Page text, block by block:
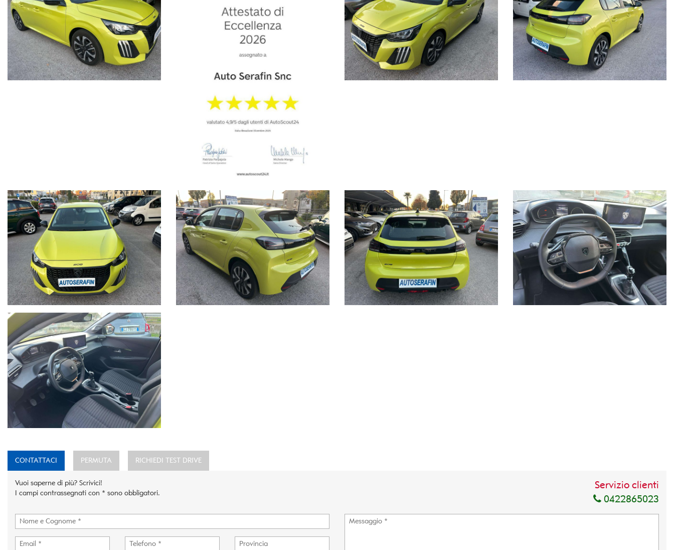
CONTATTACI PERMUTA RICHIEDI TEST DRIVE
Vuoi saperne di più? Scrivici!
I campi contrassegnati con * sono obbligatori.
Servizio clienti
0422865023